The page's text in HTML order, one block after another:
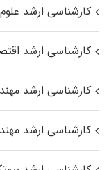
کارشناسی ارشد
کارشناسی ارشد
کارشناسی ارشد
کارشناسی ارشد